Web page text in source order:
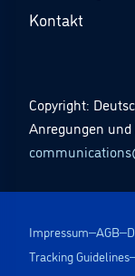
Kontakt
Copyright:
Anregungen
Impressum AGB
Tracking Guidelines